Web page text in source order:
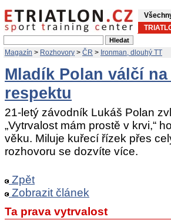
Magazín > Rozhovory > ČR > Ironman, dlouhý TT
Mladík Polan válčí
respektu
21-letý závodník Lukáš Polan
„Vytrvalost mám prostě v krvi,“
věku. Miluje kuřecí řízek přes
rozhovoru se dozvíte více.
Zpět
Zobrazit článek
Ta prava vytrvalost